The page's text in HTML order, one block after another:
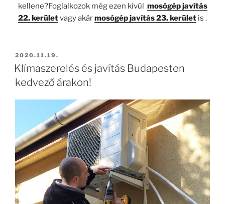
kellene?Foglalkozok még ezen kívül mosógép javítás
22. kerületvagy akármosógép javítás 23. kerület is .
BEKÜLDVE:
2020.11.19.
Klímaszerelés és javítás Budapesten
kedvező árakon!